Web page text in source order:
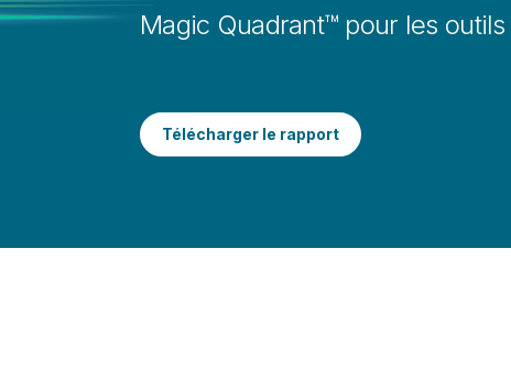
Magic Quadrant™ pour les
Télécharger le rapport